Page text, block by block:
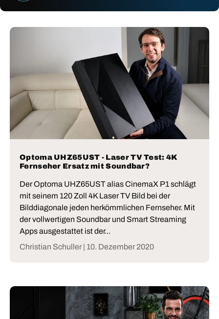
Optoma UHZ65UST - Laser TV Test: 4K
Fernseher Ersatz mit Soundbar?
Der Optoma UHZ65UST alias CinemaX P1 schlägt
mit seinem 120 Zoll 4K Laser TV Bild bei der
Bilddiagonale jeden herkömmlichen Fernseher. Mit
der vollwertigen Soundbar und Smart Streaming
Apps ausgestattet ist der...
Christian Schuller | 10. Dezember 2020